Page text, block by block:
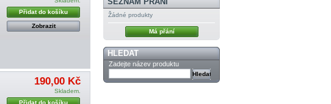
Přidat do košíku
Zobrazit
190,00 Kč
Skladem.
Přidat do košíku
Žádné produkty
Má přání
HLEDAT
Zadejte název produktu